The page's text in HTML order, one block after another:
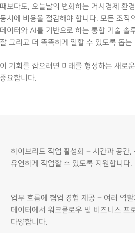
때보다도, 오늘날의 변화하는 거시경제 환
동시에 비용을 절감해야 합니다. 모든 조직
데이터와 AI를 기반으로 하는 통합 기술 솔
잘 그리고 더 똑똑하게 일할 수 있도록 돕는
이 기회를 잡으려면 미래를 형성하는 새로
중요합니다.
하이브리드 작업 활성화 – 시간과 공간,
유연하게 작업할 수 있도록 지원합니다.
업무 흐름에 협업 경험 제공 – 여러 역할
데이터에서 워크플로우 및 비즈니스 프
다양합니다.